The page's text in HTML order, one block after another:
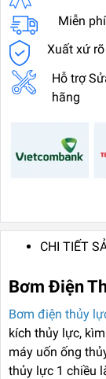
Miễn
Xuất xứ rõ
Hỗ trợ
hãng
CHI TIẾT
Bơm Điện
Bơm điện thủy
kích thủy lực,
máy uốn ống
thủy lực 1 chiều